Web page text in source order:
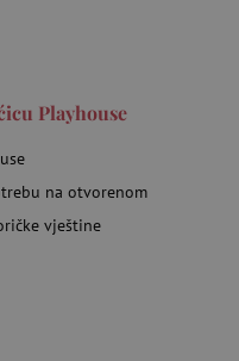
Playhouse
na otvorenom
vještine